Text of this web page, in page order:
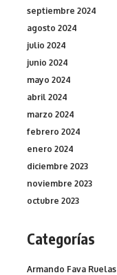
septiembre 2024
agosto 2024
julio 2024
junio 2024
mayo 2024
abril 2024
marzo 2024
febrero 2024
enero 2024
diciembre 2023
noviembre 2023
octubre 2023
Categorías
Armando Fava Ruelas